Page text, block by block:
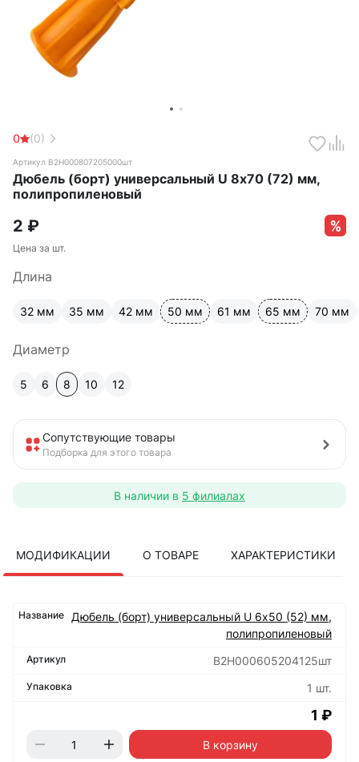
0 (0)
Артикул B2H000807205000шт
Дюбель (борт) универсальный U 8х70 (72) мм,
полипропиленовый
2 ₽
Цена за шт.
Длина
32 мм 35 мм 42 мм 50 мм 61 мм 65 мм 70 мм
Диаметр
5 6 8 10 12
Сопутствующие товары
Подборка для этого товара
В наличии в 5 филиалах
МОДИФИКАЦИИ О ТОВАРЕ ХАРАКТЕРИСТИКИ
Дюбель (борт) универсальный U 6х50 (52) мм,
полипропиленовый
B2H000605204125шт
1 шт.
1 ₽
В корзину